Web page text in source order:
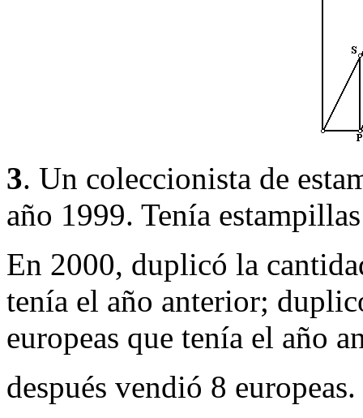
3. Un coleccionista de
año 1999. Tenía
En 2000, duplicó la
tenía el año anterior;
europeas que tenía el año
después vendió 8 europeas.